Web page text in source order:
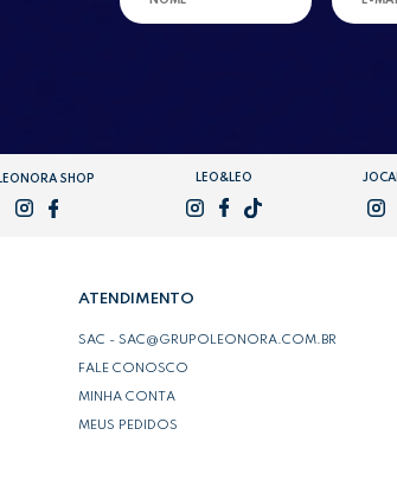
LEONORA SHOP LEO&LEO
ATENDIMENTO
SAC - SAC@GRUPOLEONORA.COM.BR
FALE CONOSCO
MINHA CONTA
MEUS PEDIDOS